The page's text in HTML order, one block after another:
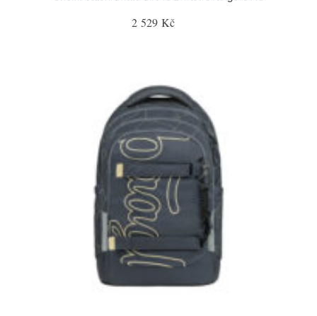
2 529 Kč